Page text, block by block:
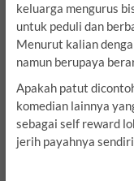
keluarga mengurus
untuk peduli dan
Menurut kalian
namun berupaya
Apakah patut
komedian lainnya
sebagai self reward
jerih payahnya